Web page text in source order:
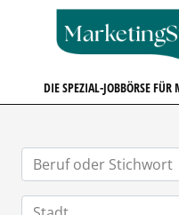
DIE SPEZIAL-JOBBÖRSE